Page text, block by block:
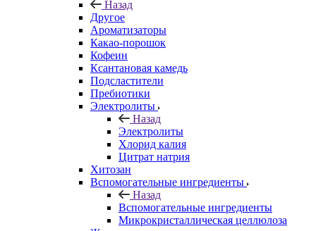
Назад
Другое
Ароматизаторы
Какао-порошок
Кофеин
Ксантановая камедь
Подсластители
Пребиотики
Электролиты
Назад
Электролиты
Хлорид калия
Цитрат натрия
Хитозан
Вспомогательные ингредиенты
Назад
Вспомогательные ингредиенты
Микрокристаллическая целлюлоза